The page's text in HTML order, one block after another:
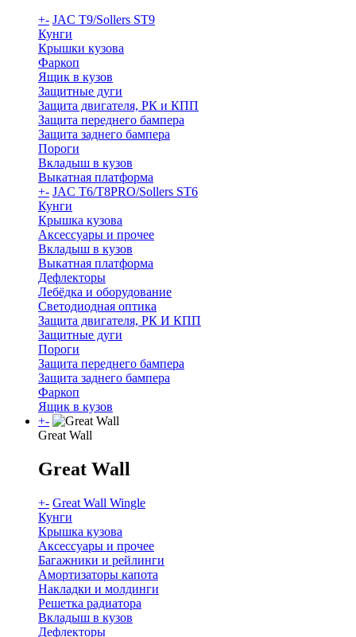
+- JAC T9/Sollers ST9
Кунги
Крышки кузова
Фаркоп
Ящик в кузов
Защитные дуги
Защита двигателя, РК и КПП
Защита переднего бампера
Защита заднего бампера
Пороги
Вкладыш в кузов
Выкатная платформа
+- JAC T6/T8PRO/Sollers ST6
Кунги
Крышка кузова
Аксессуары и прочее
Вкладыш в кузов
Выкатная платформа
Дефлекторы
Лебёдка и оборудование
Светодиодная оптика
Защита двигателя, РК И КПП
Защитные дуги
Пороги
Защита переднего бампера
Защита заднего бампера
Фаркоп
Ящик в кузов
+-
Great Wall
Great Wall
+- Great Wall Wingle
Кунги
Крышка кузова
Аксессуары и прочее
Багажники и рейлинги
Амортизаторы капота
Накладки и молдинги
Решетка радиатора
Вкладыш в кузов
Дефлекторы